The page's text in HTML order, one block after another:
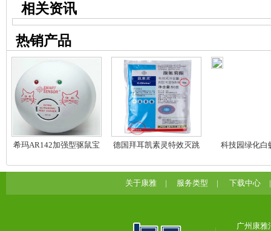
相关资讯
热销产品
希玛AR142加强型驱鼠宝
德国拜耳凯素灵特效灭跳
科技园绿化白
关于康雅 | 服务类型 | 下载中心 |
广州康雅